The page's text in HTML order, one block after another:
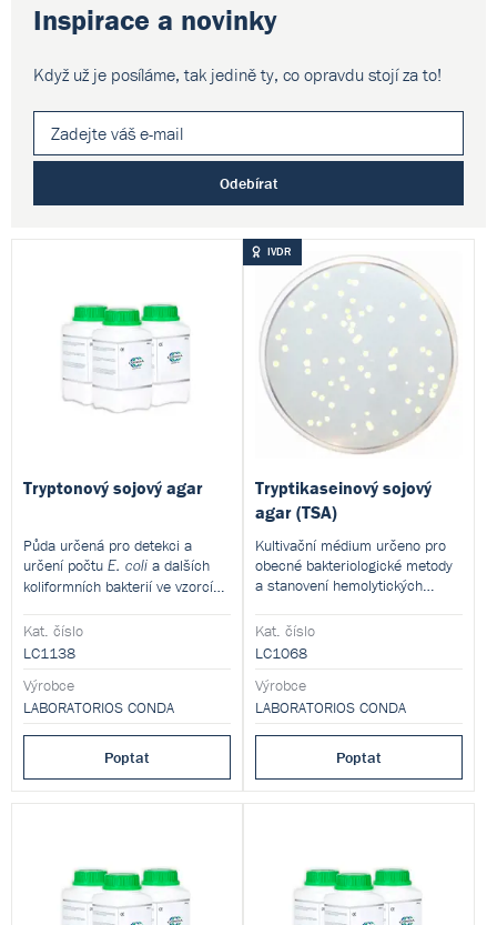
Inspirace a novinky
Když už je posíláme, tak jedině ty, co opravdu stojí za to!
Odebírat
Tryptonový sojový agar
Půda určená pro detekci a
určení počtu E. coli a dalších
koliformních bakterií ve vzorcích
filtrace. Tento produkt je
dodáván v dehydratované formě
a je určen pro přípravu hotových
kultivačních médií.
Kat. číslo
LC1138
Výrobce
LABORATORIOS CONDA
Poptat
IVDR
Tryptikaseinový sojový
agar (TSA)
Kultivační médium určeno pro
obecné bakteriologické metody
a stanovení hemolytických
dodáván v dehydratované formě
a je určen pro přípravu hotových
kultivačních médií.
Kat. číslo
LC1068
Výrobce
LABORATORIOS CONDA
Poptat